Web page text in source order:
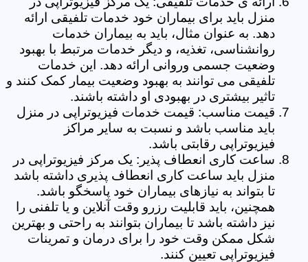
منزل باید برای بیماران خود خدمات تلفیقی ارائه
دهد. به عنوان مثال، باید به بیماران خدمات
روانشناسی، تغذیه، و دیگر خدمات مرتبط با بهبود
وضعیت جسمی وروانی ارائه دهد. این خدمات
تلفیقی می توانند به بهبود وضعیت بیمار کمک کنند و
تاثیر بیشتری در بهبودی او داشته باشند.
قیمت مناسب: قیمت خدمات فیزیوتراپی در منزل
باید مناسب باشد و نسبت به سایر مراکز
فیزیوتراپی رقابتی باشد.
ساعت کاری انعطاف پذیر: یک مرکز فیزیوتراپی در
منزل باید ساعت کاری انعطاف پذیری داشته باشد
تا بتواند به نیازهای بیماران خود پاسخگو باشد.
همچنین، باید قابلیت رزرو وقت آنلاین و یا تلفنی را
نیز داشته باشد تا بیماران بتوانند به راحتی و بهترین
شکل ممکن وقت خود را برای درمان و تمرینات
فیزیوتراپی تعیین کنند.